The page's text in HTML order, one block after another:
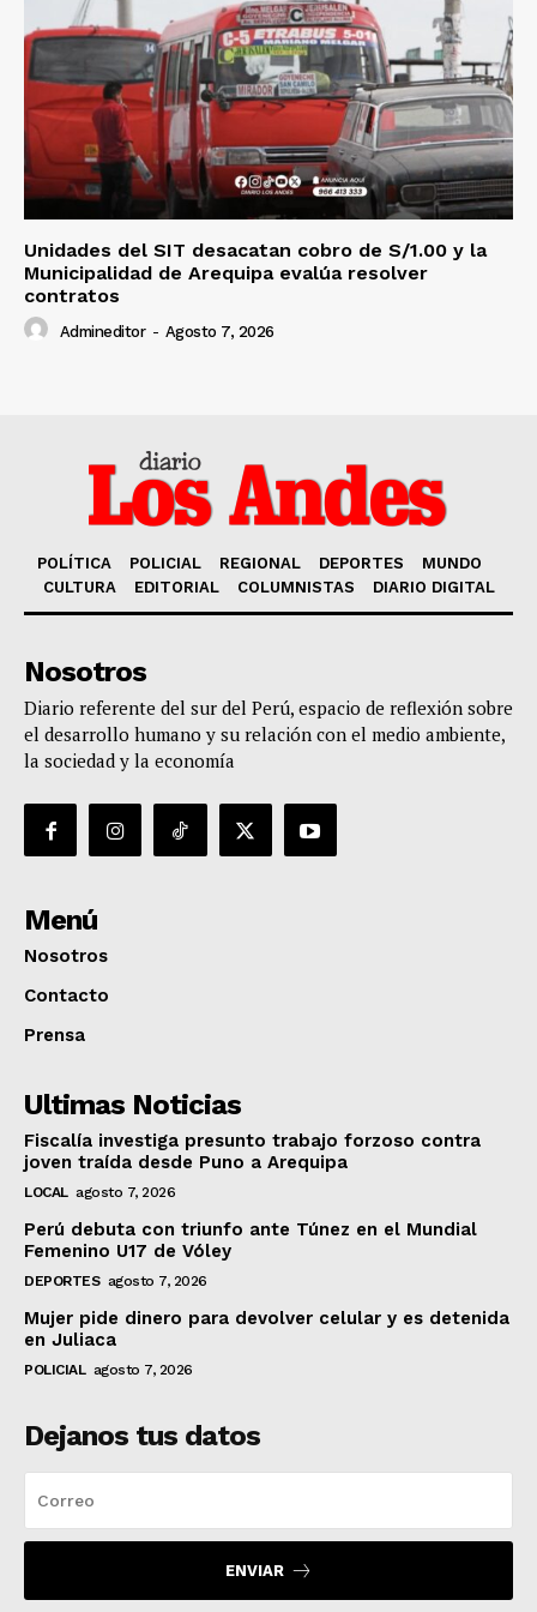
Unidades del SIT desacatan cobro de S/1.00 y la
Municipalidad de Arequipa evalúa resolver
contratos
Admineditor - Agosto 7, 2026
POLÍTICA POLICIAL REGIONAL DEPORTES
MUNDO
CULTURA
EDITORIAL COLUMNISTAS DIARIO DIGITAL
Nosotros
Diario referente del sur del Perú, espacio de reflexión sobre
el desarrollo humano y su relación con el medio ambiente,
la sociedad y la economía
Menú
Nosotros
Contacto
Prensa
Ultimas Noticias
Fiscalía investiga presunto trabajo forzoso contra
joven traída desde Puno a Arequipa
LOCAL agosto 7, 2026
Perú debuta con triunfo ante Túnez en el Mundial
Femenino U17 de Vóley
DEPORTES agosto 7, 2026
Mujer pide dinero para devolver celular y es detenida
en Juliaca
POLICIAL agosto 7, 2026
Dejanos tus datos
ENVIAR